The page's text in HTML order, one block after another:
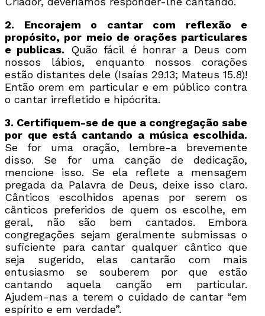
2. Encorajem o cantar com reflexão e
propósito, por meio de orações particulares
e publicas. Quão fácil é honrar a Deus com
nossos lábios, enquanto nossos corações
estão distantes dele (Isaías 29.13; Mateus 15.8)!
Então orem em particular e em público contra
o cantar irrefletido e hipócrita.
3. Certifiquem-se de que a congregação sabe
por que está cantando a música escolhida.
Se for uma oração, lembre-a brevemente
disso. Se for uma canção de dedicação,
mencione isso. Se ela reflete a mensagem
pregada da Palavra de Deus, deixe isso claro.
Cânticos escolhidos apenas por serem os
cânticos preferidos de quem os escolhe, em
geral, não são bem cantados. Embora
congregações sejam geralmente submissas o
suficiente para cantar qualquer cântico que
seja sugerido, elas cantarão com mais
entusiasmo se souberem por que estão
cantando aquela canção em particular.
Ajudem-nas a terem o cuidado de cantar “em
espírito e em verdade”.